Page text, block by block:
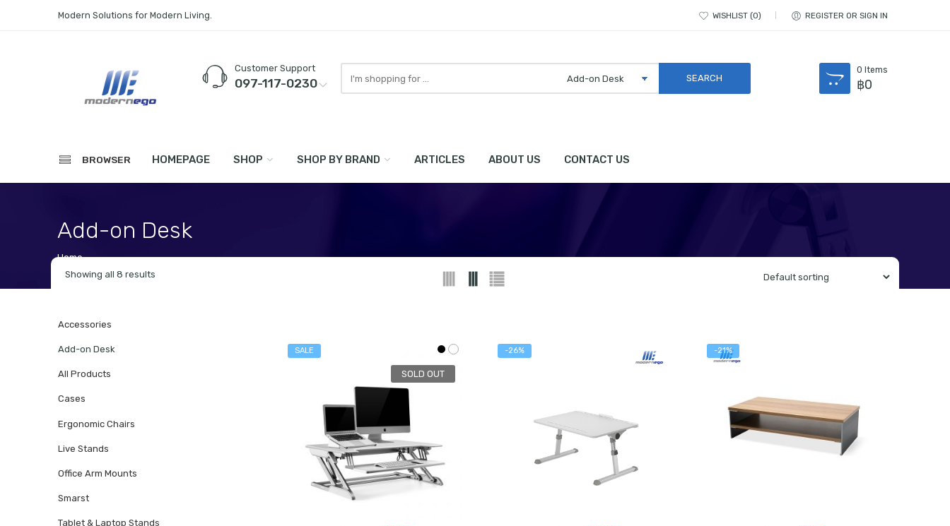
Modern Solutions for Modern Living. WISHLIST 0 REGISTER OR SIGN IN
Customer Support
097-117-0230
here
0 Items
฿0
BROWSER HOMEPAGE SHOP SHOP BY BRAND ARTICLES ABOUT US CONTACT US
Add-on Desk
Home
Showing all 8 results
SOLD OUT
SALE -26% -21%
Accessories
Add-on Desk
All Products
Cases
Ergonomic Chairs
Live Stands
Office Arm Mounts
Smarst
Tablet & Laptop Stands